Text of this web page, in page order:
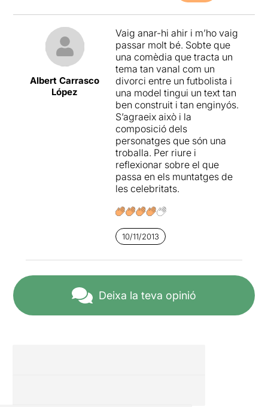
Albert Carrasco
López
Vaig anar-hi ahir i m’ho vaig
passar molt bé. Sobte que
una comèdia que tracta un
tema tan vanal com un
divorci entre un futbolista i
una model tingui un text tan
ben construit i tan enginyós.
S’agraeix això i la
composició dels
personatges que són una
troballa. Per riure i
reflexionar sobre el que
passa en els muntatges de
les celebritats.
10/11/2013
Deixa la teva opinió